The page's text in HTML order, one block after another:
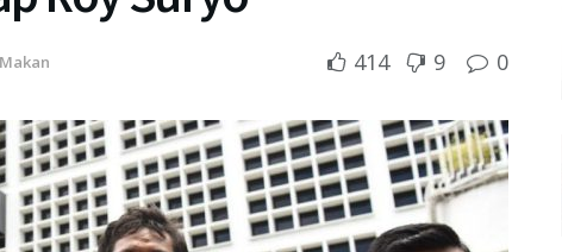
414 9 0